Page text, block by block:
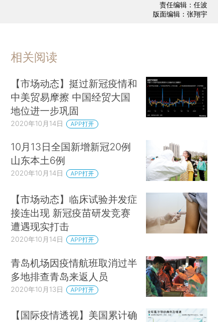
责任编辑：任波
版面编辑：张翔宇
相关阅读
【市场动态】挺过新冠疫情和
中美贸易摩擦 中国经贸大国
地位进一步巩固
2020年10月14日 APP打开
10月13日全国新增新冠20例
山东本土6例
2020年10月14日 APP打开
【市场动态】临床试验并发症
接连出现 新冠疫苗研发竞赛
遭遇现实打击
2020年10月14日 APP打开
青岛机场因疫情航班取消过半
多地排查青岛来返人员
2020年10月13日 APP打开
【国际疫情透视】美国累计确